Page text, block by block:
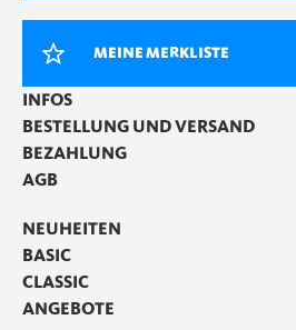
MEINE MERKLISTE
INFOS
BESTELLUNG UND VERSAND
BEZAHLUNG
AGB
NEUHEITEN
BASIC
CLASSIC
ANGEBOTE